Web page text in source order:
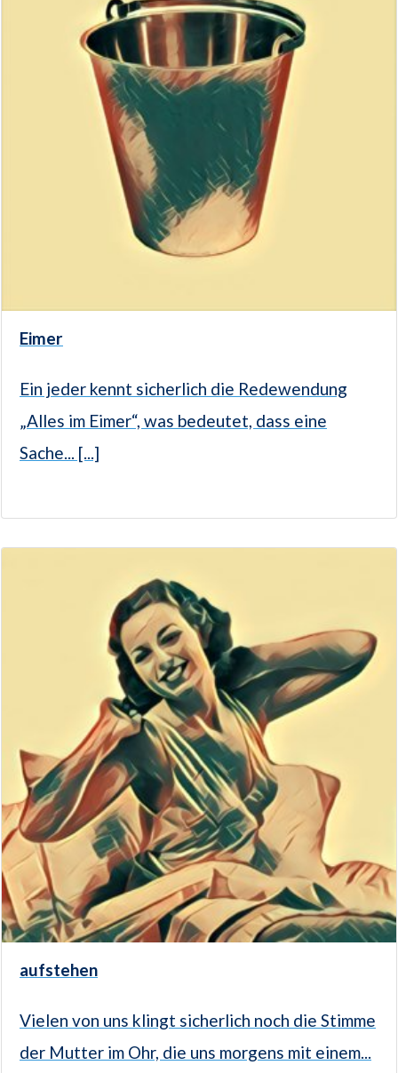
Eimer
Ein jeder kennt sicherlich die Redewendung
„Alles im Eimer“, was bedeutet, dass eine
Sache... [...]
aufstehen
Vielen von uns klingt sicherlich noch die Stimme
der Mutter im Ohr, die uns morgens mit einem...